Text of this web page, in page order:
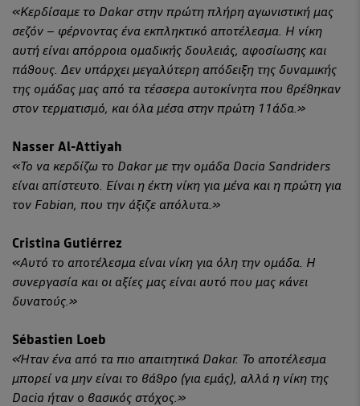
«Κερδίσαμε το Dakar στην πρώτη πλήρη αγωνιστική μας
σεζόν – φέρνοντας ένα εκπληκτικό αποτέλεσμα. Η νίκη
αυτή είναι απόρροια ομαδικής δουλειάς, αφοσίωσης και
πάθους. Δεν υπάρχει μεγαλύτερη απόδειξη της δυναμικής
της ομάδας μας από τα τέσσερα αυτοκίνητα που βρέθηκαν
στον τερματισμό, και όλα μέσα στην πρώτη 11άδα.»
Nasser Al-Attiyah
«Το να κερδίζω το Dakar με την ομάδα Dacia Sandriders
είναι απίστευτο. Είναι η έκτη νίκη για μένα και η πρώτη για
τον Fabian, που την άξιζε απόλυτα.»
Cristina Gutiérrez
«Αυτό το αποτέλεσμα είναι νίκη για όλη την ομάδα. Η
συνεργασία και οι αξίες μας είναι αυτό που μας κάνει
δυνατούς.»
Sébastien Loeb
«Ήταν ένα από τα πιο απαιτητικά Dakar. Το αποτέλεσμα
μπορεί να μην είναι το βάθρο (για εμάς), αλλά η νίκη της
Dacia ήταν ο βασικός στόχος.»